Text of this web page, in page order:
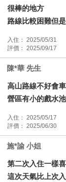
很棒的地方
路線比較困難但
入住： 2025/05/31
評價： 2025/09/17
陳*華 先生
高山路線不好會
營區有小的戲水
入住： 2025/05/17
評價： 2025/06/30
施*諭 小姐
第二次入住一樣
這次天氣比上次